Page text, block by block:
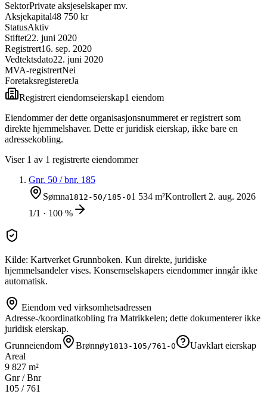
SektorPrivate aksjeselskaper mv.
Aksjekapital48 750 kr
StatusAktiv
Stiftet22. juni 2020
Registrert16. sep. 2020
Vedtektsdato22. juni 2020
MVA-registrertNei
ForetaksregisteretJa
Registrert eiendomseierskap1 eiendom
Eiendommer der dette organisasjonsnummeret er registrert som
direkte hjemmelshaver. Dette er juridisk eierskap, ikke bare en
adressekobling.
Viser 1 av 1 registrerte eiendommer
Gnr. 50 / bnr. 185
Sømna1812-50/185-01 534 m²Kontrollert 2. aug. 2026
1/1 · 100 %
Kilde: Kartverket Grunnboken. Kun direkte, juridiske
hjemmelsandeler vises. Konsernselskapers eiendommer inngår ikke
automatisk.
Eiendom ved virksomhetsadressen
Adresse-/koordinatkobling fra Matrikkelen; dette dokumenterer ikke
juridisk eierskap.
Grunneiendom
Brønnøy1813-105/761-0
Uavklart eierskap
Areal
9 827 m²
Gnr / Bnr
105 / 761